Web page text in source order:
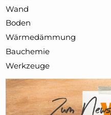
Wand
Boden
Wärmedämmung
Bauchemie
Werkzeuge